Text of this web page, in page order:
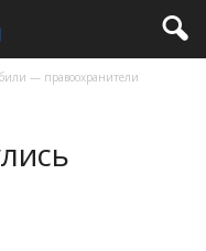
— правоохранители